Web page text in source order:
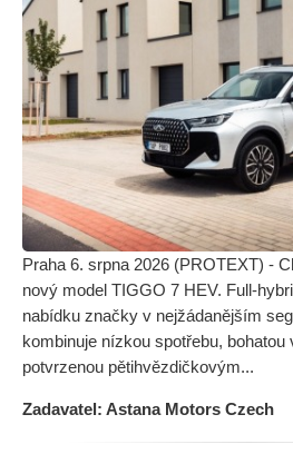
Praha 6. srpna 2026 (PROTEXT) -
nový model TIGGO 7 HEV. Full-
nabídku značky v nejžádanějším
kombinuje nízkou spotřebu,
potvrzenou pětihvězdičkovým...
Zadavatel: Astana Motors Czech